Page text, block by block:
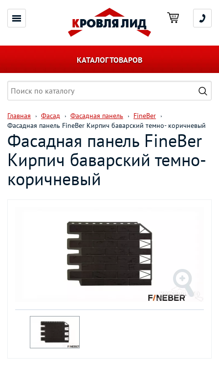
КАТАЛОГ ТОВАРОВ
Главная Фасад Фасадная панель
FineBer
Фасадная панель FineBer Кирпич баварский темно- коричневый
Фасадная панель FineBer
Кирпич баварский темно-
коричневый